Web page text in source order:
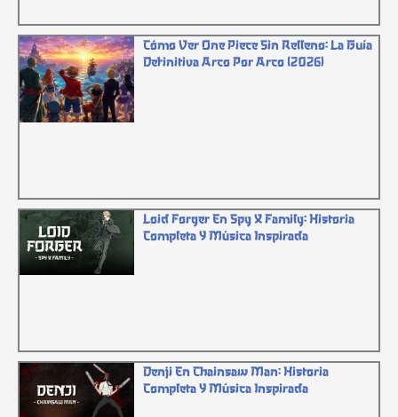
Cómo Ver One Piece Sin Relleno: La Guía
Definitiva Arco Por Arco (2026)
Loid Forger En Spy X Family: Historia
Completa Y Música Inspirada
Denji En Chainsaw Man: Historia
Completa Y Música Inspirada